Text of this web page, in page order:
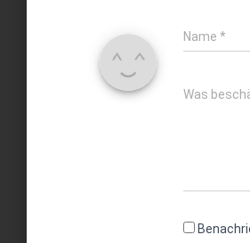
Name *
Was